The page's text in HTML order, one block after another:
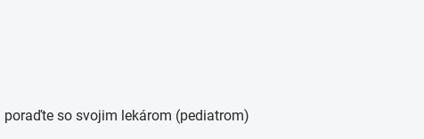
so svojim lekárom (pediatrom)